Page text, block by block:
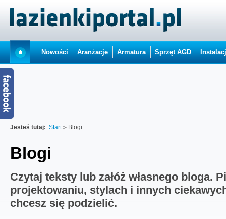
Nowości Aranżacje Armatura Sprzęt AGD
Jesteś tutaj: Start Blogi
Blogi
Czytaj teksty lub załóż własnego bloga.
projektowaniu, stylach i innych
chcesz się podzielić.